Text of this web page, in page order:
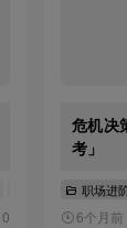
# 组织管理
0
危机决
考」
职场进
6个月前